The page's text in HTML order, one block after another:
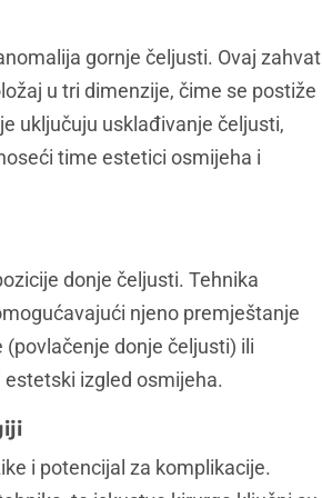
gornje čeljusti. Ovaj zahvat
u tri dimenzije, čime se postiže
uključuju usklađivanje čeljusti,
time estetici osmijeha i
donje čeljusti. Tehnika
njeno premještanje
donje čeljusti) ili
izgled osmijeha.
i potencijal za komplikacije.